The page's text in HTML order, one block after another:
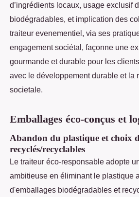
d’ingrédients locaux, usage exclusif
biodégradables, et implication des
traiteur evenementiel, via ses
engagement sociétal, façonne une
gourmande et durable pour les
avec le développement durable et la
societale.
Emballages éco-conçus et
Abandon du plastique et choix
recyclés/recyclables
Le traiteur éco-responsable adopte
ambitieuse en éliminant le plastique
d'emballages biodégradables et